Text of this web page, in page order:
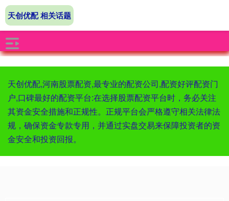
天创优配,河南股票配资,最专业的配资公司,配资好评配资门
户,口碑最好的配资平台:在选择股票配资平台时，务必关注
其资金安全措施和正规性。正规平台会严格遵守相关法律法
规，确保资金专款专用，并通过实盘交易来保障投资者的资
金安全和投资回报。
天创优配 相关话题